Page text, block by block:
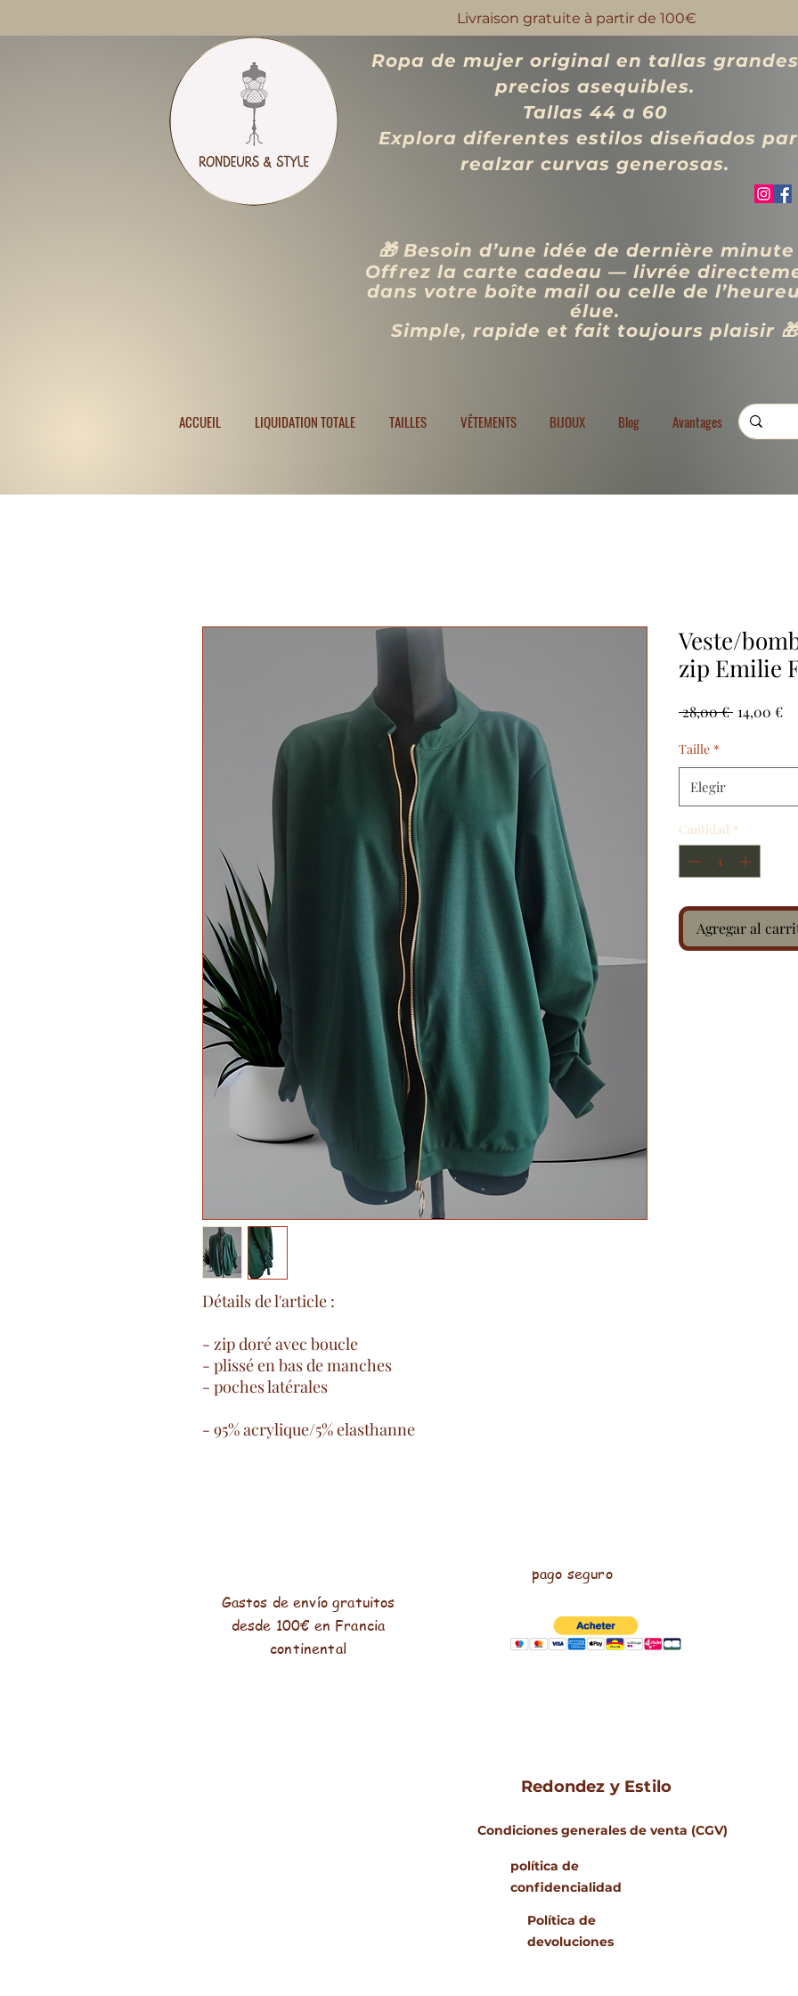
Ropa de mujer original en tallas
precios asequibles.
Tallas 44 a 60
Explora diferentes estilos diseñados
realzar curvas generosas.
🎁 Besoin d’une idée de dernière minute
Offrez la carte cadeau — livrée
dans votre boîte mail ou celle de
élue.
Simple, rapide et fait toujours plaisir
ACCUEIL LIQUIDATION TOTALE TAILLES VÊTEMENTS BIJOUX Blog Avantages
Livraison gratuite à partir de 100€
Détails de l'article :
- zip doré avec boucle
- plissé en bas de manches
- poches latérales
- 95% acrylique/5% elasthanne
Veste/
zip Emilie
28,00 € Precio
14,00 €
Taille *
Elegir
Cantidad *
Agregar al
pago seguro
Gastos de envío gratuitos
desde 100€ en Francia
continental
Redondez y Estilo
Condiciones generales de venta (CGV)
política de
confidencialidad
Política de
devoluciones